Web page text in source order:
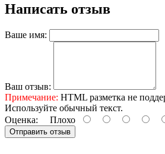
Написать отзыв
Ваше имя:
Ваш отзыв:
Примечание: HTML разметка не
Используйте обычный текст.
Оценка: Плохо
Отправить отзыв